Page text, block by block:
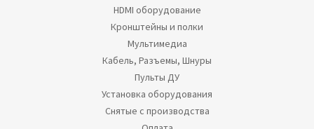
HDMI оборудование
Кронштейны и полки
Мультимедиа
Кабель, Разъемы, Шнуры
Пульты ДУ
Установка оборудования
Снятые с производства